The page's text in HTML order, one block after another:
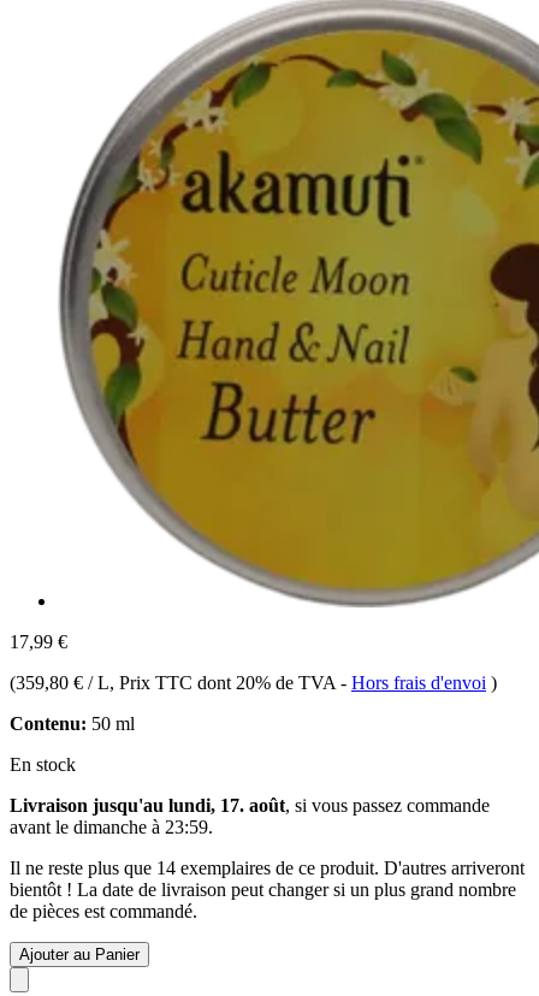
17,99 €
(359,80 € / L, Prix TTC dont 20% de TVA - Hors frais d'envoi )
Contenu: 50 ml
En stock
Livraison jusqu'au lundi, 17. août, si vous passez commande
avant le dimanche à 23:59.
Il ne reste plus que 14 exemplaires de ce produit. D'autres arriveront
bientôt ! La date de livraison peut changer si un plus grand nombre
de pièces est commandé.
Ajouter au Panier